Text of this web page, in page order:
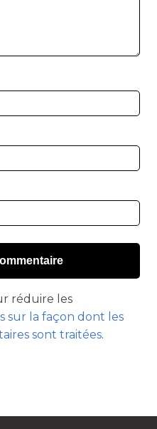
réduire les
sur la façon dont les
sont traitées.